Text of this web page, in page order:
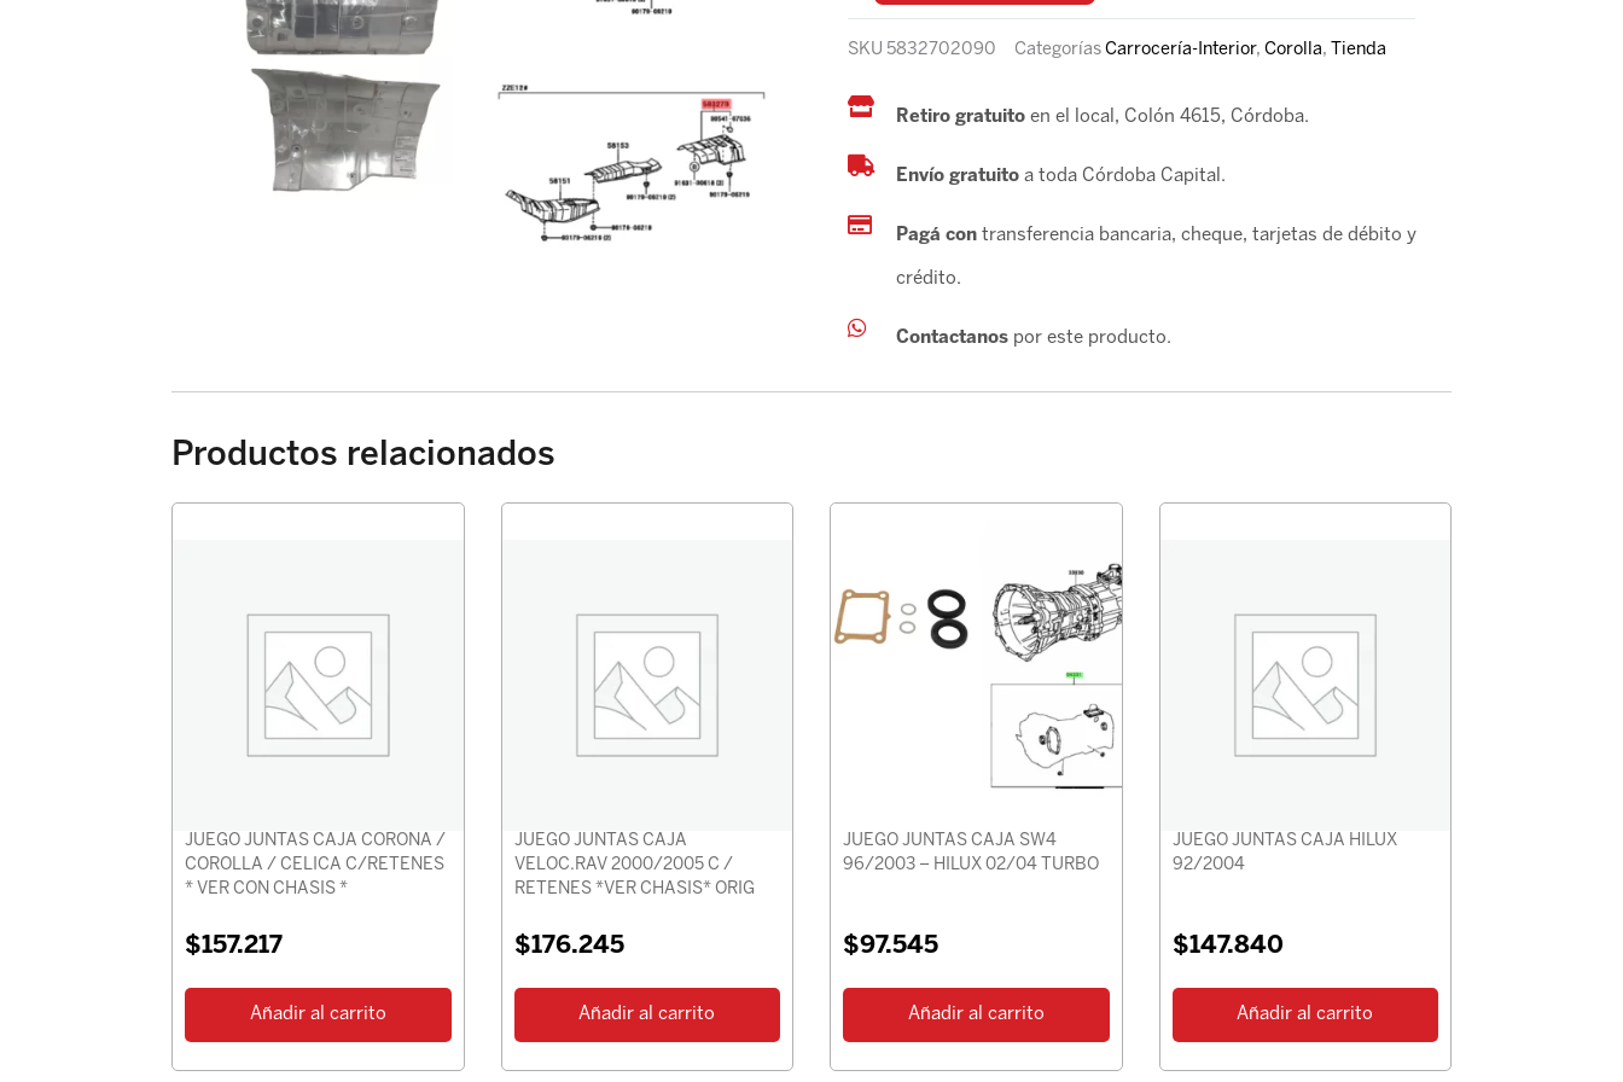
SKU 5832702090 Categorías Carrocería-Interior, Corolla, Tienda
Retiro gratuito en el local, Colón 4615, Córdoba.
Envío gratuitoa toda Córdoba Capital.
Pagá contransferencia bancaria, cheque, tarjetas de débito y
crédito.
Contactanospor este producto.
Productos relacionados
JUEGO JUNTAS CAJA CORONA /
COROLLA / CELICA C/RETENES
* VER CON CHASIS *
$157.217
Añadir al carrito
JUEGO JUNTAS CAJA
VELOC.RAV 2000/2005 C /
RETENES *VER CHASIS* ORIG
$176.245
Añadir al carrito
JUEGO JUNTAS CAJA SW4
96/2003 – HILUX 02/04 TURBO
$97.545
Añadir al carrito
JUEGO JUNTAS CAJA HILUX
92/2004
$147.840
Añadir al carrito